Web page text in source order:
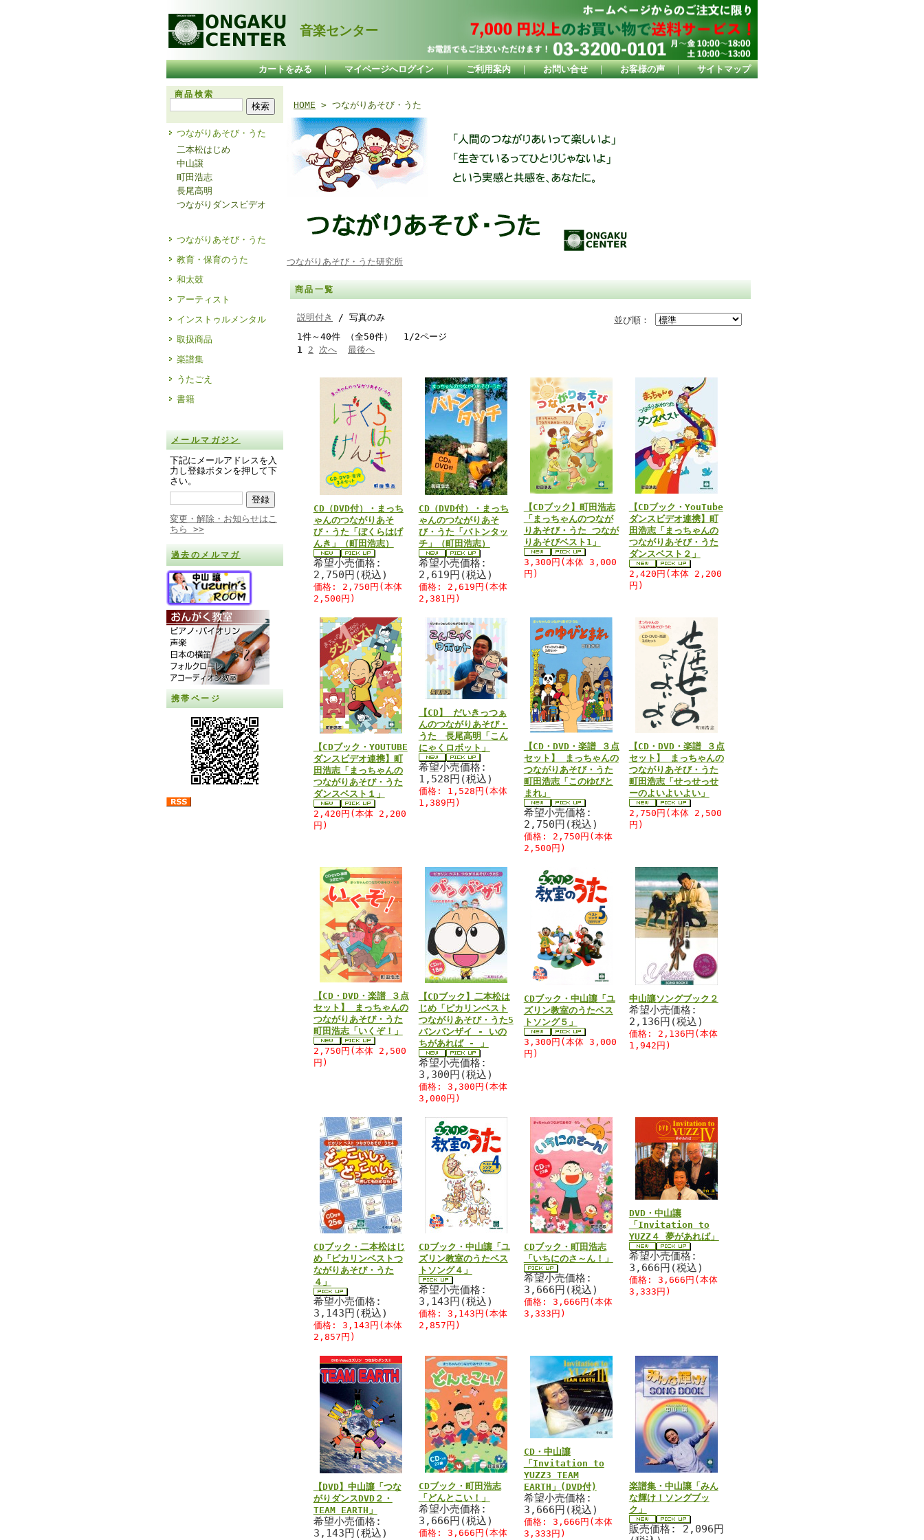
音楽センター
カートをみる ｜ マイページへログイン ｜ ご利用案内 ｜ お問い合せ ｜ お客様の声 ｜ サイトマップ
商品検索
つながりあそび・うた
二本松はじめ
中山譲
町田浩志
長尾高明
つながりダンスビデオ
つながりあそび・うた
教育・保育のうた
和太鼓
アーティスト
インストゥルメンタル
取扱商品
楽譜集
うたごえ
書籍
メールマガジン
下記にメールアドレスを入
力し登録ボタンを押して下
さい。
変更・解除・お知らせはこ
ちら >>
過去のメルマガ
携帯ページ
HOME > つながりあそび・うた
つながりあそび・うた研究所
商品一覧
並び順：
説明付き
/ 写真のみ
1件～40件 （全50件） 1/2ページ
1 2 次へ 最後へ
CD（DVD付）・まっち
ゃんのつながりあそ
び・うた「ぼくらはげ
んき」（町田浩志）
希望小売価格:
2,750円(税込)
価格: 2,750円(本体
2,500円)
CD（DVD付）・まっち
ゃんのつながりあそ
び・うた「バトンタッ
チ」（町田浩志）
希望小売価格:
2,619円(税込)
価格: 2,619円(本体
2,381円)
【CDブック】町田浩志
「まっちゃんのつなが
りあそび・うた つなが
りあそびベスト1」
3,300円(本体 3,000
円)
【CDブック・YouTube
ダンスビデオ連携】町
田浩志「まっちゃんの
つながりあそび・うた
ダンスベスト２」
2,420円(本体 2,200
円)
【CDブック・YOUTUBE
ダンスビデオ連携】町
田浩志「まっちゃんの
つながりあそび・うた
ダンスベスト１」
2,420円(本体 2,200
円)
【CD】 だいきっつぁ
んのつながりあそび・
うた 長尾高明「こん
にゃくロボット」
希望小売価格:
1,528円(税込)
価格: 1,528円(本体
1,389円)
【CD・DVD・楽譜 ３点
セット】 まっちゃんの
つながりあそび・うた
町田浩志「このゆびと
まれ」
希望小売価格:
2,750円(税込)
価格: 2,750円(本体
2,500円)
【CD・DVD・楽譜 ３点
セット】 まっちゃんの
つながりあそび・うた
町田浩志「せっせっせ
ーのよいよいよい」
2,750円(本体 2,500
円)
【CD・DVD・楽譜 ３点
セット】 まっちゃんの
つながりあそび・うた
町田浩志「いくぞ！」
2,750円(本体 2,500
円)
【CDブック】二本松は
じめ「ピカリンベスト
つながりあそび・うた5
バンバンザイ - いの
ちがあれば - 」
希望小売価格:
3,300円(税込)
価格: 3,300円(本体
3,000円)
CDブック・中山讓「ユ
ズリン教室のうたベス
トソング５」
3,300円(本体 3,000
円)
中山讓ソングブック２
希望小売価格:
2,136円(税込)
価格: 2,136円(本体
1,942円)
CDブック・二本松はじ
め「ピカリンベストつ
ながりあそび・うた
４」
希望小売価格:
3,143円(税込)
価格: 3,143円(本体
2,857円)
CDブック・中山讓「ユ
ズリン教室のうたベス
トソング４」
希望小売価格:
3,143円(税込)
価格: 3,143円(本体
2,857円)
CDブック・町田浩志
「いちにのさ～ん！」
希望小売価格:
3,666円(税込)
価格: 3,666円(本体
3,333円)
DVD・中山讓
「Invitation to
YUZZ４ 夢があれば」
希望小売価格:
3,666円(税込)
価格: 3,666円(本体
3,333円)
【DVD】中山讓「つな
がりダンスDVD２・
TEAM EARTH」
希望小売価格:
3,143円(税込)
CDブック・町田浩志
「どんとこい！」
希望小売価格:
3,666円(税込)
価格: 3,666円(本体
CD・中山讓
「Invitation to
YUZZ3 TEAM
EARTH」(DVD付)
希望小売価格:
3,666円(税込)
価格: 3,666円(本体
3,333円)
楽譜集・中山讓「みん
な輝け！ソングブッ
ク」
販売価格: 2,096円